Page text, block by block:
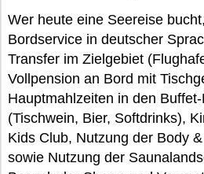
Wer heute eine Seereise
Bordservice in deutscher
Transfer im Zielgebiet
Vollpension an Bord mit
Hauptmahlzeiten in den
(Tischwein, Bier, Softdrinks),
Kids Club, Nutzung der Body
sowie Nutzung der